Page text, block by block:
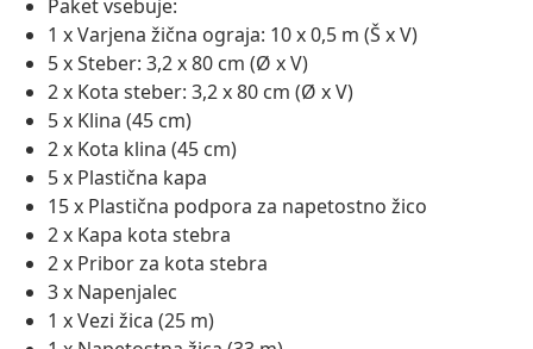
Paket vsebuje:
1 x Varjena žična ograja: 10 x 0,5 m (Š x V)
5 x Steber: 3,2 x 80 cm (Ø x V)
2 x Kota steber: 3,2 x 80 cm (Ø x V)
5 x Klina (45 cm)
2 x Kota klina (45 cm)
5 x Plastična kapa
15 x Plastična podpora za napetostno žico
2 x Kapa kota stebra
2 x Pribor za kota stebra
3 x Napenjalec
1 x Vezi žica (25 m)